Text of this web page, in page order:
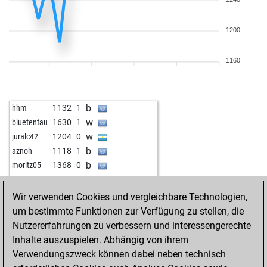
vmkyter
ashish saini
schari1970 1448 0 w
cesar444 1333 1 w
pammpel 1296 0
arubio3 1387 0
abharathkishore 1098 0
abharathkishore 1108 1
weesnich 1457 0 b
b
w
b
w
b
1200
1160
hhm 1132 1 b
bluetentau 1630 1 w
juralc42 1204 0 w
aznoh 1118 1 b
moritz05 1368 0 b
jacaranda 862 1 w
Wir verwenden Cookies und vergleichbare Technologien,
um bestimmte Funktionen zur Verfügung zu stellen, die
Nutzererfahrungen zu verbessern und interessengerechte
Inhalte auszuspielen. Abhängig von ihrem
Verwendungszweck können dabei neben technisch